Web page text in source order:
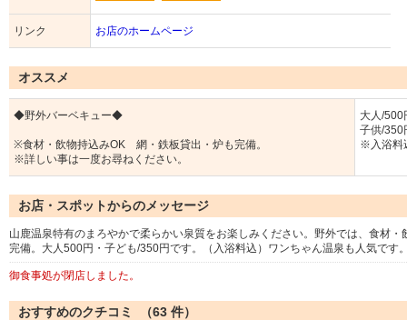
リンク お店のホームページ
オススメ
◆野外バーベキュー◆
※食材・飲物持込みOK 網・鉄板貸出・炉も完備。
※詳しい事は一度お尋ねください。
大人/500
子供/350
※入浴料
お店・スポットからのメッセージ
山鹿温泉特有のまろやかで柔らかい泉質をお楽しみください。野外では、食材
完備。大人500円・子ども/350円です。（入浴料込）ワンちゃん温泉も人気です
御食事処が閉店しました。
おすすめのクチコミ （63 件）